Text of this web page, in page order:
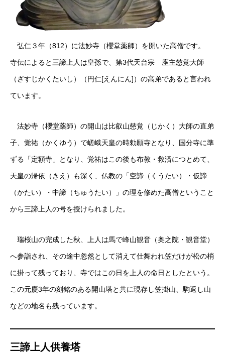
弘仁３年（812）に法妙寺（櫻堂薬師）を開いた高僧です。
寺伝によると三諦上人は皇孫で、第3代天台宗 座主慈覚大師
（ざすじかくたいし）（円仁[えんにん]）の高弟であると言われ
ています。
法妙寺（櫻堂薬師）の開山は比叡山慈覚（じかく）大師の直弟
子、覚祐（かくゆう）で嵯峨天皇の時勅願寺となり、国分寺に準
ずる「定額寺」となり、覚祐はこの後も布教・救済につとめて、
天皇の帰依（きえ）も深く、仏教の「空諦（くうたい）・仮諦
（かたい）・中諦（ちゅうたい）」の理を修めた高僧ということ
から三諦上人の号を授けられました。
瑞桜山の完成した秋、上人は馬で峰山観音（奥之院・観音堂）
へ参詣され、その途中忽然として消えて仕舞われ笠だけが松の梢
に掛って残っており、寺ではこの日を上人の命日としたという。
この元慶3年の刻銘のある開山塔と共に現存し笠掛山、駒返し山
などの地名も残っています。
三諦上人供養塔